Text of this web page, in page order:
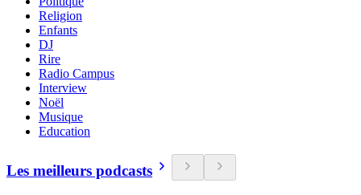
Religion
Enfants
DJ
Rire
Radio Campus
Interview
Noël
Musique
Education
Les meilleurs podcasts